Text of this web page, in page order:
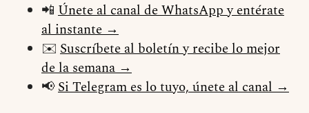
📲 Únete al canal de WhatsApp y entérate
al instante →
✉️ Suscríbete al boletín y recibe lo mejor
de la semana →
📢Si Telegram es lo tuyo, únete al canal →